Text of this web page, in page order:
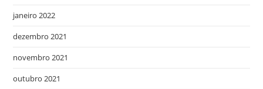
janeiro 2022
dezembro 2021
novembro 2021
outubro 2021